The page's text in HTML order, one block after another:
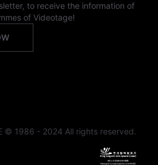
to receive the information of
of Videotage!
© 1986 - 2024 All rights reserved.